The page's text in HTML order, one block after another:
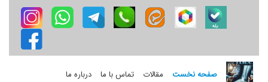
صفحه نخست مقالات تماس با ما درباره ما